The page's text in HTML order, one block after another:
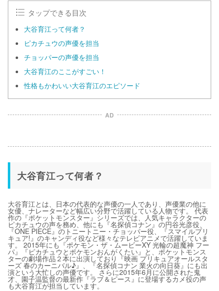
タップできる目次
大谷育江って何者？
ピカチュウの声優を担当
チョッパーの声優を担当
大谷育江のここがすごい！
性格もかわいい大谷育江のエピソード
AD
大谷育江って何者？
大谷育江とは、日本の代表的な声優の一人であり、声優業の他に
女優、ナレーターなど幅広い分野で活躍している人物です。 代表
作の『ポケットモンスター』シリーズでは、人気キャラクターの
ピカチュウの声を務め、他にも『名探偵コナン』の円谷光彦役、
『ONE PIECE』のトニートニー・チョッパー役、『スマイルプリ
キュア!』のキャンディ役など様々なテレビアニメで活躍していま
す。 2015年にも『ポケモン・ザ・ムービーXY 光輪の超魔神 フー
パ』『ピカチュウとポケモンおんがくたい』と、ポケットモンス
ターの劇場作品２本に出演しており『映画 プリキュアオールスタ
ーズ 春のカーニバル♪』、『名探偵コナン 業火の向日葵』にも出
演という大忙しの声優です。 さらに2015年6月に公開された鬼
才、園子温監督の最新作『ラブ＆ピース』に登場するカメ役の声
も大谷育江が担当しています。